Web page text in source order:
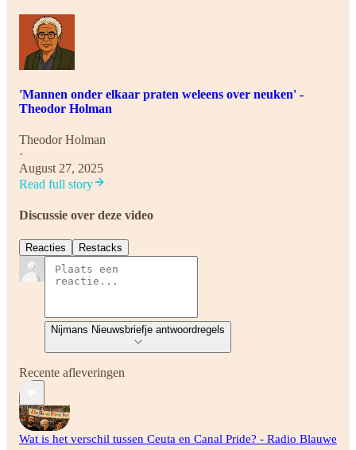
'Mannen onder elkaar praten weleens over neuken' -
Theodor Holman
Theodor Holman
·
August 27, 2025
Read full story
Discussie over deze video
Reacties Restacks
Nijmans Nieuwsbriefje antwoordregels
Recente afleveringen
Wat is het verschil tussen Ceuta en Canal Pride? - Radio Blauwe